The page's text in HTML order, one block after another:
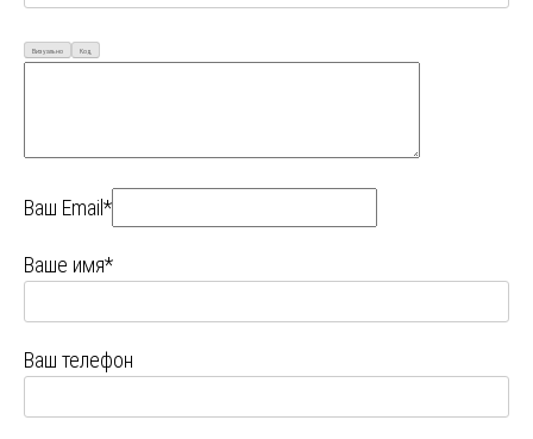
Визуально Код
Ваш Email*
Ваше имя*
Ваш телефон